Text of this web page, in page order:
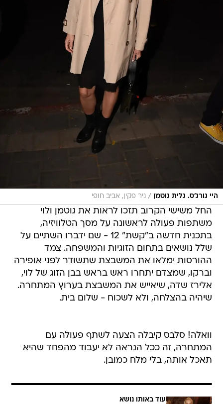
היי גורג'ס. גלית גוטמן / ניר פקין, אביב חופי
החל משישי הקרוב תזכו לראות את גוטמן ולוי
משתפות פעולה לראשונה על מסך הטלוויזיה,
בתכנית חדשה ב"קשת" 12 - שם ידברו השתיים על
שלל נושאים בתחום הזוגיות והמשפחה. צמד
ההורסות ימלאו את המשבצת שתשודר לפני אופירה
וברקו, שמצדם יתחרו ראש בראש בבן הזוג של לוי,
אלירז שדה, שיאייש את המשבצת בערוץ המתחרה.
שיהיה בהצלחה, ולא לשכוח - שלום בית.
וואלה! סלבס קיבלה הצעה לשתף פעולה עם
המתחרה, זה ככל הנראה לא יעבוד מהפחד שהיא
תאכל אותה, בלי מלח כמובן.
עוד באותו נושא